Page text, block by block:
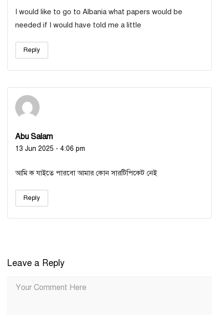
I would like to go to Albania what papers would be
needed if I would have told me a little
Reply
Abu Salam
13 Jun 2025 - 4:06 pm
আমি ক যাইতে পারবো আমার কোন সারটিপিকেট নেই
Reply
Leave a Reply